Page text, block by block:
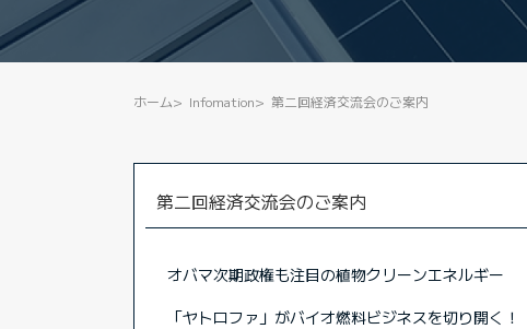
ホーム Infomation 第二回経済交流会のご案内
第二回経済交流会のご案内
オバマ次期政権も注目の植物クリーンエネルギー
「ヤトロファ」がバイオ燃料ビジネスを切り開く！